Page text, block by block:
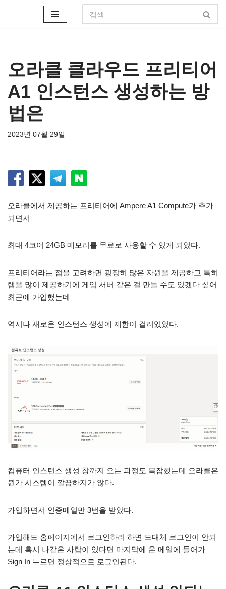
로
건
너
뛰
기
오라클 클라우드 프리티어
A1 인스턴스 생성하는 방
법은
2023년 07월 29일
오라클에서 제공하는 프리티어에 Ampere A1 Compute가 추가
되면서
최대 4코어 24GB 메모리를 무료로 사용할 수 있게 되었다.
프리티어라는 점을 고려하면 굉장히 많은 자원을 제공하고 특히
램을 많이 제공하기에 게임 서버 같은 걸 만들 수도 있겠다 싶어
최근에 가입했는데
역시나 새로운 인스턴스 생성에 제한이 걸려있었다.
컴퓨터 인스턴스 생성 창까지 오는 과정도 복잡했는데 오라클은
뭔가 시스템이 깔끔하지가 않다.
가입하면서 인증메일만 3번을 받았다.
가입해도 홈페이지에서 로그인하려 하면 도대체 로그인이 안되
는데 혹시 나같은 사람이 있다면 마지막에 온 메일에 들어가
Sign In 누르면 정상적으로 로그인된다.